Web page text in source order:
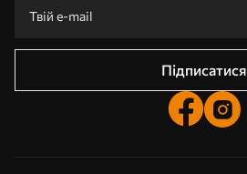
Промокоди зі знижками до замовлення!
Підписатися